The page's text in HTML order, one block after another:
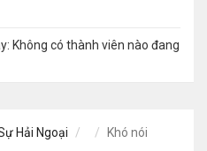
Không có thành viên nào đang
Hải Ngoại Khó nói